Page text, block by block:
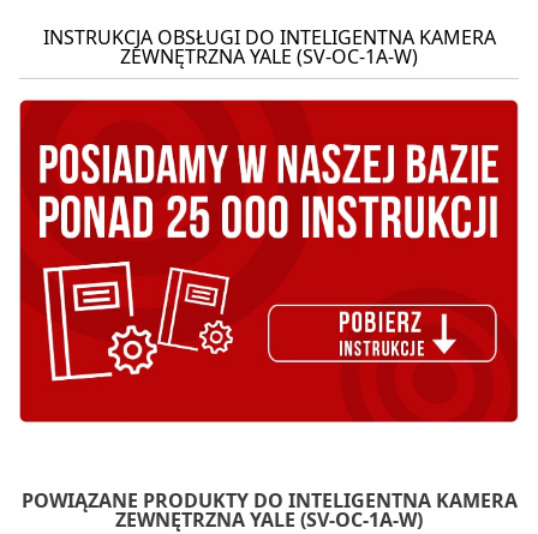
INSTRUKCJA OBSŁUGI DO INTELIGENTNA KAMERA
ZEWNĘTRZNA YALE (SV-OC-1A-W)
POWIĄZANE PRODUKTY DO INTELIGENTNA KAMERA
ZEWNĘTRZNA YALE (SV-OC-1A-W)